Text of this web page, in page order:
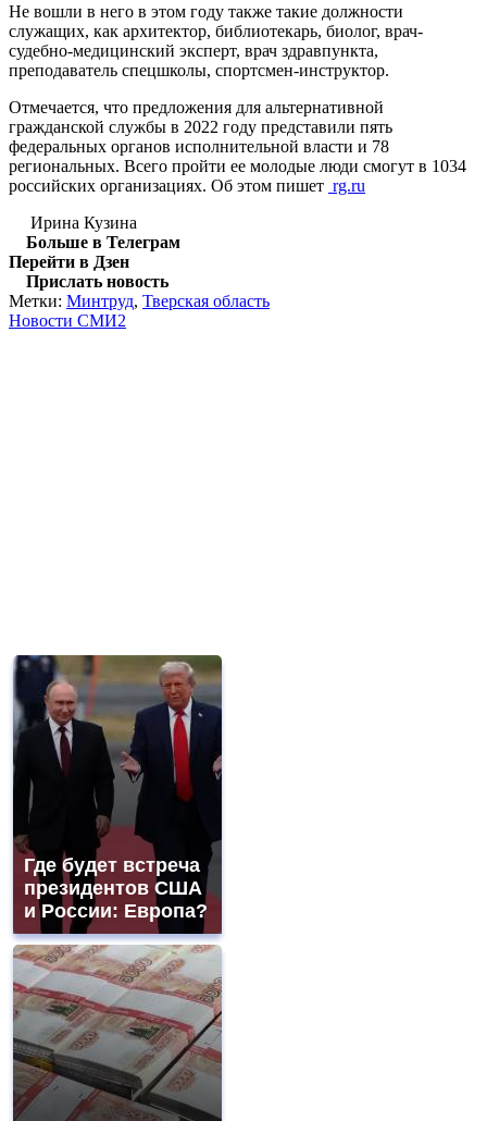
Не вошли в него в этом году также такие должности
служащих, как архитектор, библиотекарь, биолог, врач-
судебно-медицинский эксперт, врач здравпункта,
преподаватель спецшколы, спортсмен-инструктор.
Отмечается, что предложения для альтернативной
гражданской службы в 2022 году представили пять
федеральных органов исполнительной власти и 78
региональных. Всего пройти ее молодые люди смогут в 1034
российских организациях. Об этом пишет rg.ru
Ирина Кузина
Больше в Телеграм
Перейти в Дзен
Прислать новость
Метки: Минтруд, Тверская область
Новости СМИ2
Где будет встреча
президентов США
и России: Европа?